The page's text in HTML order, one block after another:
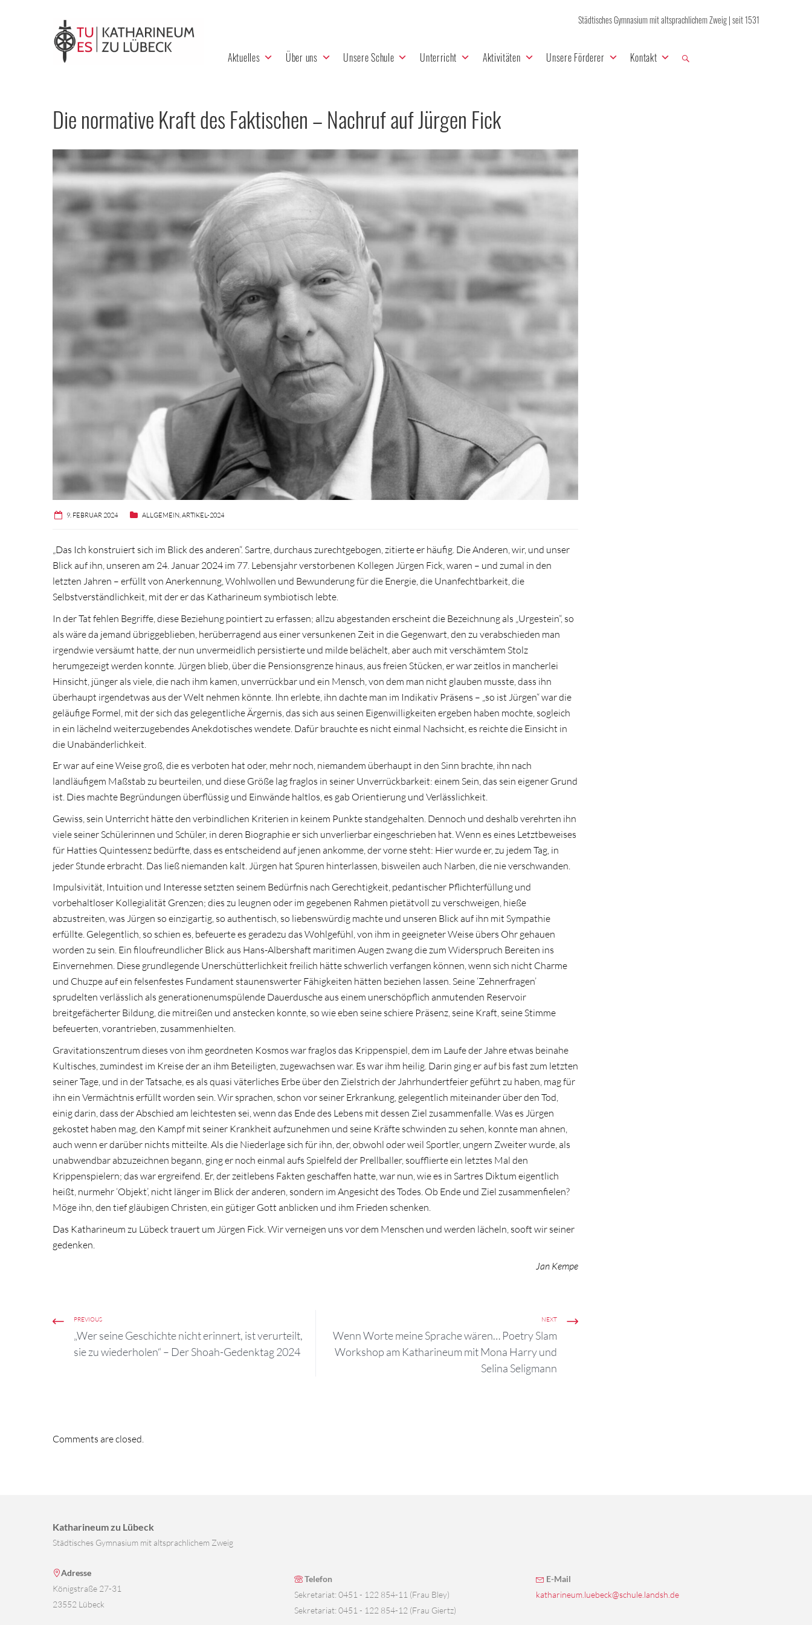
Städtisches Gymnasium mit altsprachlichem Zweig | seit 1531
Aktuelles Über uns Unsere Schule Unterricht Aktivitäten Unsere Förderer Kontakt
Die normative Kraft des Faktischen – Nachruf auf Jürgen Fick
9. FEBRUAR 2024 ALLGEMEIN,ARTIKEL-2024
„Das Ich konstruiert sich im Blick des anderen“. Sartre, durchaus zurechtgebogen, zitierte er häufig. Die Anderen, wir, und unser
Blick auf ihn, unseren am 24. Januar 2024 im 77. Lebensjahr verstorbenen Kollegen Jürgen Fick, waren – und zumal in den
letzten Jahren – erfüllt von Anerkennung, Wohlwollen und Bewunderung für die Energie, die Unanfechtbarkeit, die
Selbstverständlichkeit, mit der er das Katharineum symbiotisch lebte.
In der Tat fehlen Begriffe, diese Beziehung pointiert zu erfassen; allzu abgestanden erscheint die Bezeichnung als „Urgestein“, so
als wäre da jemand übriggeblieben, herüberragend aus einer versunkenen Zeit in die Gegenwart, den zu verabschieden man
irgendwie versäumt hatte, der nun unvermeidlich persistierte und milde belächelt, aber auch mit verschämtem Stolz
herumgezeigt werden konnte. Jürgen blieb, über die Pensionsgrenze hinaus, aus freien Stücken, er war zeitlos in mancherlei
Hinsicht, jünger als viele, die nach ihm kamen, unverrückbar und ein Mensch, von dem man nicht glauben musste, dass ihn
überhaupt irgendetwas aus der Welt nehmen könnte. Ihn erlebte, ihn dachte man im Indikativ Präsens – „so ist Jürgen“ war die
geläufige Formel, mit der sich das gelegentliche Ärgernis, das sich aus seinen Eigenwilligkeiten ergeben haben mochte, sogleich
in ein lächelnd weiterzugebendes Anekdotisches wendete. Dafür brauchte es nicht einmal Nachsicht, es reichte die Einsicht in
die Unabänderlichkeit.
Er war auf eine Weise groß, die es verboten hat oder, mehr noch, niemandem überhaupt in den Sinn brachte, ihn nach
landläufigem Maßstab zu beurteilen, und diese Größe lag fraglos in seiner Unverrückbarkeit: einem Sein, das sein eigener Grund
ist. Dies machte Begründungen überflüssig und Einwände haltlos, es gab Orientierung und Verlässlichkeit.
Gewiss, sein Unterricht hätte den verbindlichen Kriterien in keinem Punkte standgehalten. Dennoch und deshalb verehrten ihn
viele seiner Schülerinnen und Schüler, in deren Biographie er sich unverlierbar eingeschrieben hat. Wenn es eines Letztbeweises
für Hatties Quintessenz bedürfte, dass es entscheidend auf jenen ankomme, der vorne steht: Hier wurde er, zu jedem Tag, in
jeder Stunde erbracht. Das ließ niemanden kalt. Jürgen hat Spuren hinterlassen, bisweilen auch Narben, die nie verschwanden.
Impulsivität, Intuition und Interesse setzten seinem Bedürfnis nach Gerechtigkeit, pedantischer Pflichterfüllung und
vorbehaltloser Kollegialität Grenzen; dies zu leugnen oder im gegebenen Rahmen pietätvoll zu verschweigen, hieße
abzustreiten, was Jürgen so einzigartig, so authentisch, so liebenswürdig machte und unseren Blick auf ihn mit Sympathie
erfüllte. Gelegentlich, so schien es, befeuerte es geradezu das Wohlgefühl, von ihm in geeigneter Weise übers Ohr gehauen
worden zu sein. Ein filoufreundlicher Blick aus Hans-Albershaft maritimen Augen zwang die zum Widerspruch Bereiten ins
Einvernehmen. Diese grundlegende Unerschütterlichkeit freilich hätte schwerlich verfangen können, wenn sich nicht Charme
und Chuzpe auf ein felsenfestes Fundament staunenswerter Fähigkeiten hätten beziehen lassen. Seine ‘Zehnerfragen’
sprudelten verlässlich als generationenumspülende Dauerdusche aus einem unerschöpflich anmutenden Reservoir
breitgefächerter Bildung, die mitreißen und anstecken konnte, so wie eben seine schiere Präsenz, seine Kraft, seine Stimme
befeuerten, vorantrieben, zusammenhielten.
Gravitationszentrum dieses von ihm geordneten Kosmos war fraglos das Krippenspiel, dem im Laufe der Jahre etwas beinahe
Kultisches, zumindest im Kreise der an ihm Beteiligten, zugewachsen war. Es war ihm heilig. Darin ging er auf bis fast zum letzten
seiner Tage, und in der Tatsache, es als quasi väterliches Erbe über den Zielstrich der Jahrhundertfeier geführt zu haben, mag für
ihn ein Vermächtnis erfüllt worden sein. Wir sprachen, schon vor seiner Erkrankung, gelegentlich miteinander über den Tod,
einig darin, dass der Abschied am leichtesten sei, wenn das Ende des Lebens mit dessen Ziel zusammenfalle. Was es Jürgen
gekostet haben mag, den Kampf mit seiner Krankheit aufzunehmen und seine Kräfte schwinden zu sehen, konnte man ahnen,
auch wenn er darüber nichts mitteilte. Als die Niederlage sich für ihn, der, obwohl oder weil Sportler, ungern Zweiter wurde, als
unabwendbar abzuzeichnen begann, ging er noch einmal aufs Spielfeld der Prellballer, soufflierte ein letztes Mal den
Krippenspielern; das war ergreifend. Er, der zeitlebens Fakten geschaffen hatte, war nun, wie es in Sartres Diktum eigentlich
heißt, nurmehr ‘Objekt’, nicht länger im Blick der anderen, sondern im Angesicht des Todes. Ob Ende und Ziel zusammenfielen?
Möge ihn, den tief gläubigen Christen, ein gütiger Gott anblicken und ihm Frieden schenken.
Das Katharineum zu Lübeck trauert um Jürgen Fick. Wir verneigen uns vor dem Menschen und werden lächeln, sooft wir seiner
gedenken.
Jan Kempe
PREVIOUS
„Wer seine Geschichte nicht erinnert, ist verurteilt,
sie zu wiederholen“ – Der Shoah-Gedenktag 2024
NEXT
Wenn Worte meine Sprache wären… Poetry Slam
Workshop am Katharineum mit Mona Harry und
Selina Seligmann
Comments are closed.
Katharineum zu Lübeck
Städtisches Gymnasium mit altsprachlichem Zweig
Adresse
Königstraße 27-31
23552 Lübeck
Telefon
Sekretariat: 0451 - 122 854-11 (Frau Bley)
Sekretariat: 0451 - 122 854-12 (Frau Giertz)
E-Mail
katharineum.luebeck@schule.landsh.de